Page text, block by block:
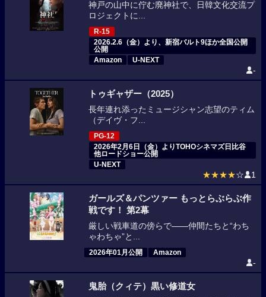
神戸の山中に佇む廃神社で、日韓文化交流プ
ロジェクトに...
R-15
2026.2.6（金）より、新宿バルト9ほか全国公開
公開
Amazon
U-NEXT
-
トゥギャザー（2025）
長年連れ添ったミュージシャン志望のティム
（デイヴ・フ...
PG-12
2026年2月6日（金）よりTOHOシネマズ日比谷
他ロードショー公開
U-NEXT
★★★★☆ 1
ガールズ＆パンツァー もっとらぶらぶ作
戦です！ 第2幕
厳しい戦車道の傍らで――仲間たちと“わち
ゃわちゃ”と...
2026年01月公開 Amazon
-
鬼胎（クィテ）黒い修道女